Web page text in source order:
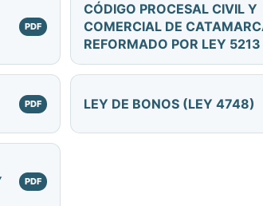
CÓDIGO PROCESAL CIVIL Y
COMERCIAL DE
REFORMADO POR LEY 5213
LEY DE BONOS (LEY 4748)